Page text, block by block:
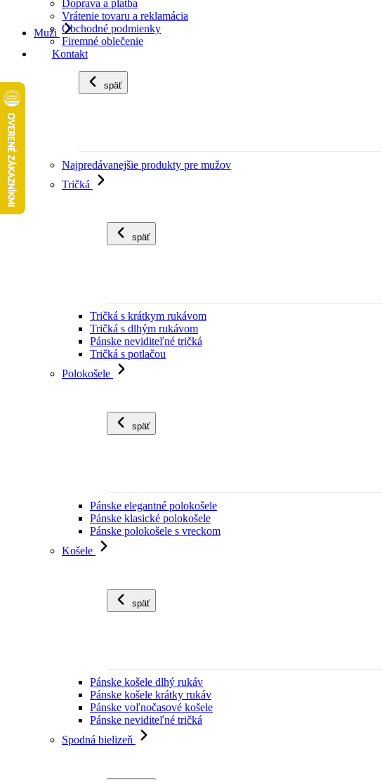
Doprava a platba
Vrátenie tovaru a reklamácia
Obchodné podmienky
Firemné oblečenie
Kontakt
Muži
späť
Najpredávanejšie produkty pre mužov
Tričká
späť
Tričká s krátkym rukávom
Tričká s dlhým rukávom
Pánske neviditeľné tričká
Tričká s potlačou
Polokošele
späť
Pánske elegantné polokošele
Pánske klasické polokošele
Pánske polokošele s vreckom
Košele
späť
Pánske košele dlhý rukáv
Pánske košele krátky rukáv
Pánske voľnočasové košele
Pánske neviditeľné tričká
Spodná bielizeň